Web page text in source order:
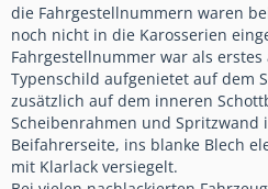
die Fahrgestellnummern waren
noch nicht in die Karosserien
Fahrgestellnummer war als
Typenschild aufgenietet auf dem
zusätzlich auf dem inneren
Scheibenrahmen und
Beifahrerseite, ins blanke Blech
mit Klarlack versiegelt.